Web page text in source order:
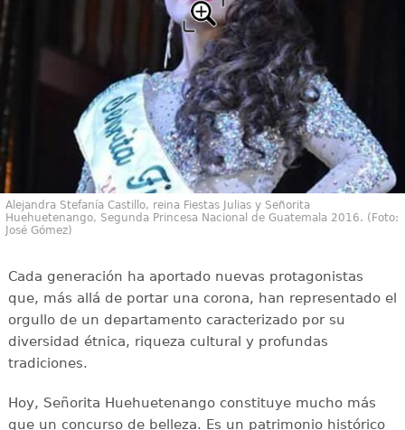
Alejandra Stefanía Castillo, reina Fiestas Julias y Señorita
Huehuetenango, Segunda Princesa Nacional de Guatemala 2016. (Foto:
José Gómez)
Cada generación ha aportado nuevas protagonistas
que, más allá de portar una corona, han representado el
orgullo de un departamento caracterizado por su
diversidad étnica, riqueza cultural y profundas
tradiciones.
Hoy, Señorita Huehuetenango constituye mucho más
que un concurso de belleza. Es un patrimonio histórico